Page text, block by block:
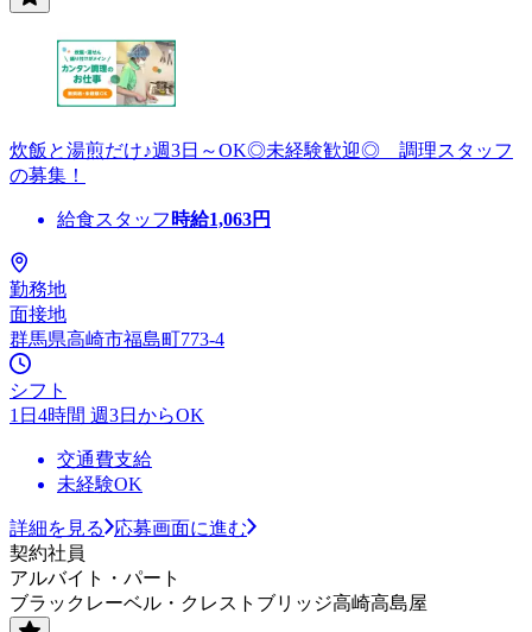
炊飯と湯煎だけ♪週3日～OK◎未経験歓迎◎ 調理スタッフ
の募集！
給食スタッフ 時給1,063円
勤務地
面接地
群馬県高崎市福島町773-4
シフト
1日4時間 週3日からOK
交通費支給
未経験OK
詳細を見る
応募画面に進む
契約社員
アルバイト・パート
ブラックレーベル・クレストブリッジ高崎高島屋